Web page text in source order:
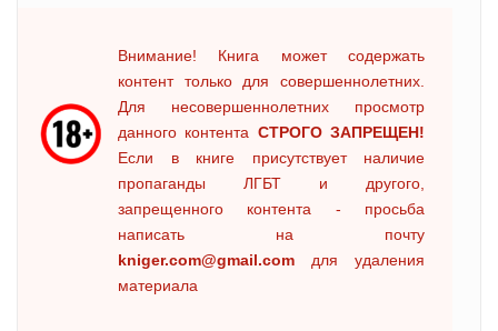
Внимание! Книга может содержать
контент только для совершеннолетних.
Для несовершеннолетних просмотр
данного контента СТРОГО ЗАПРЕЩЕН!
Если в книге присутствует наличие
пропаганды ЛГБТ и другого,
запрещенного контента - просьба
написать на почту
kniger.com@gmail.com для удаления
материала